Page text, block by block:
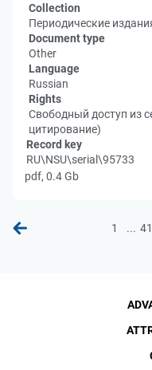
Collection
Периодические
Document type
Other
Language
Russian
Rights
Свободный доступ из
цитирование)
Record key
RU\NSU\serial\95733
pdf, 0.4 Gb
1 ...